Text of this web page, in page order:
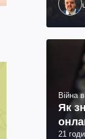
Війна
Як
21